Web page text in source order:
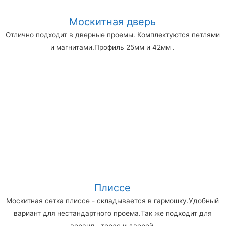
Москитная дверь
Отлично подходит в дверные проемы. Комплектуются петлями
и магнитами.Профиль 25мм и 42мм .
Плиссе
Москитная сетка плиссе - складывается в гармошку.Удобный
вариант для нестандартного проема.Так же подходит для